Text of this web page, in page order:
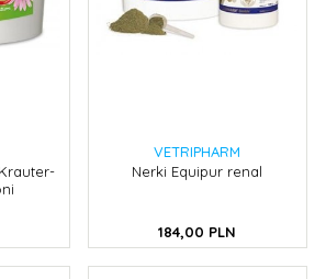
VETRIPHARM
Nerki Equipur renal
184,00 PLN